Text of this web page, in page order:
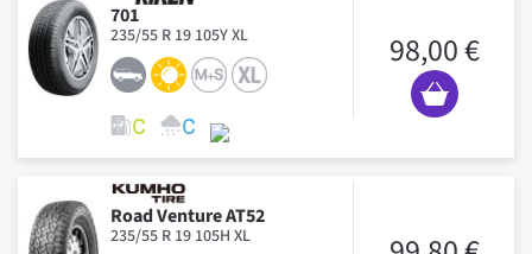
701
235/55 R 19 105Y XL 98,00 €
Road Venture AT52
235/55 R 19 105H XL